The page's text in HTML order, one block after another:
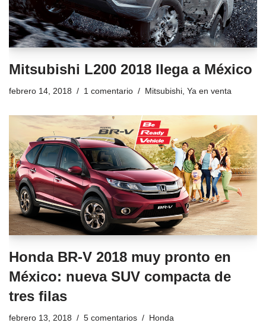
Mitsubishi L200 2018 llega a México
febrero 14, 2018 1 comentario Mitsubishi, Ya en venta
Honda BR-V 2018 muy pronto en
México: nueva SUV compacta de
tres filas
febrero 13, 2018 5 comentarios Honda